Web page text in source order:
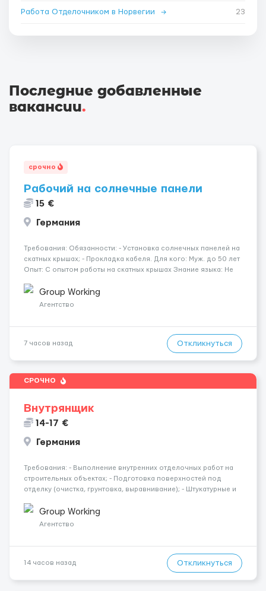
Работа Отделочником в Норвегии → 23
Последние добавленные
вакансии.
срочно
Рабочий на солнечные панели
15 €
Германия
Требования: Обязанности: - Установка солнечных панелей на
скатных крышах; - Прокладка кабеля. Для кого: Муж. до 50 лет
Опыт: С опытом работы на скатных крышах Знание языка: Не
Германия, Буцбах Условия...
Group Working
Агентство
7 часов назад Откликнуться
СРОЧНО
Внутрянщик
14-17 €
Германия
Требования: - Выполнение внутренних отделочных работ на
строительных объектах; - Подготовка поверхностей под
отделку (очистка, грунтовка, выравнивание); - Штукатурные и
(стены, перегородки, потолки); - Укладка плитки на стены и п...
Group Working
Агентство
14 часов назад Откликнуться